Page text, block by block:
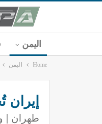
اليمن
Home اليمن
طهران |